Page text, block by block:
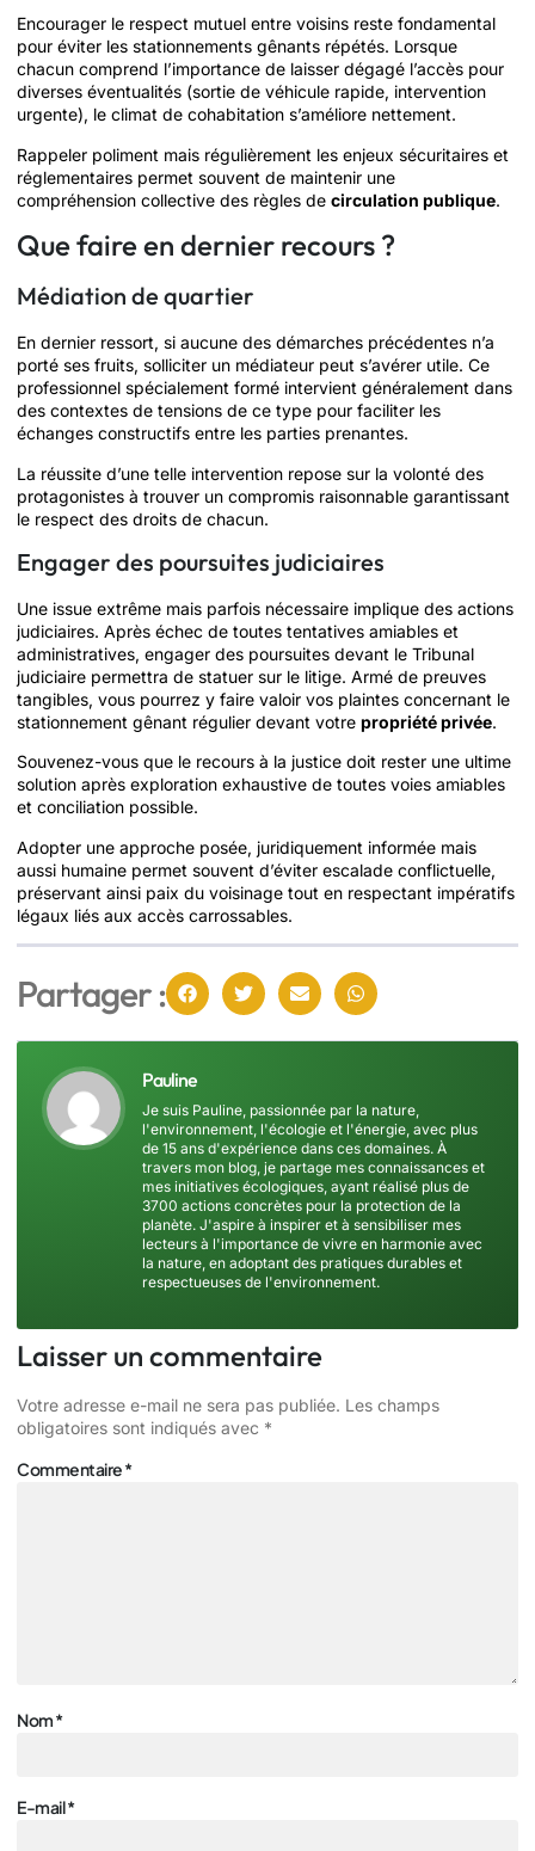
Encourager le respect mutuel entre voisins reste fondamental
pour éviter les stationnements gênants répétés. Lorsque
chacun comprend l’importance de laisser dégagé l’accès pour
diverses éventualités (sortie de véhicule rapide, intervention
urgente), le climat de cohabitation s’améliore nettement.
Rappeler poliment mais régulièrement les enjeux sécuritaires et
réglementaires permet souvent de maintenir une
compréhension collective des règles de circulation publique.
Que faire en dernier recours ?
Médiation de quartier
En dernier ressort, si aucune des démarches précédentes n’a
porté ses fruits, solliciter un médiateur peut s’avérer utile. Ce
professionnel spécialement formé intervient généralement dans
des contextes de tensions de ce type pour faciliter les
échanges constructifs entre les parties prenantes.
La réussite d’une telle intervention repose sur la volonté des
protagonistes à trouver un compromis raisonnable garantissant
le respect des droits de chacun.
Engager des poursuites judiciaires
Une issue extrême mais parfois nécessaire implique des actions
judiciaires. Après échec de toutes tentatives amiables et
administratives, engager des poursuites devant le Tribunal
judiciaire permettra de statuer sur le litige. Armé de preuves
tangibles, vous pourrez y faire valoir vos plaintes concernant le
stationnement gênant régulier devant votre propriété privée.
Souvenez-vous que le recours à la justice doit rester une ultime
solution après exploration exhaustive de toutes voies amiables
et conciliation possible.
Adopter une approche posée, juridiquement informée mais
aussi humaine permet souvent d’éviter escalade conflictuelle,
préservant ainsi paix du voisinage tout en respectant impératifs
légaux liés aux accès carrossables.
Partager :
Pauline
Je suis Pauline, passionnée par la nature,
l'environnement, l'écologie et l'énergie, avec plus
de 15 ans d'expérience dans ces domaines. À
travers mon blog, je partage mes connaissances et
mes initiatives écologiques, ayant réalisé plus de
3700 actions concrètes pour la protection de la
planète. J'aspire à inspirer et à sensibiliser mes
lecteurs à l'importance de vivre en harmonie avec
la nature, en adoptant des pratiques durables et
respectueuses de l'environnement.
Laisser un commentaire
Votre adresse e-mail ne sera pas publiée. Les champs
obligatoires sont indiqués avec *
Commentaire*
Nom*
E-mail*